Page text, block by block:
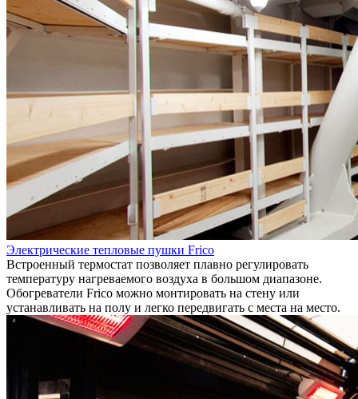
Электрические тепловые пушки Frico
Встроенный термостат позволяет плавно регулировать
температуру нагреваемого воздуха в большом диапазоне.
Обогреватели Frico можно монтировать на стену или
устанавливать на полу и легко передвигать с места на место.